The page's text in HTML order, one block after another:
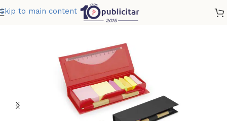
Skip to main content
MEMO SLIM CON BOLIGRAFO